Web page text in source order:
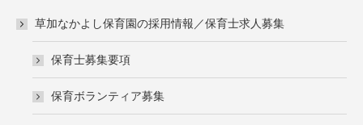
草加なかよし保育園の採用情報／保育士求人募集
保育士募集要項
保育ボランティア募集